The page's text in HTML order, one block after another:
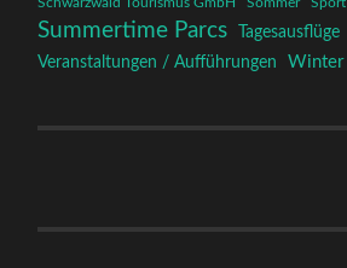
Summertime Parcs Tagesausflüge
Veranstaltungen / Aufführungen
Winter